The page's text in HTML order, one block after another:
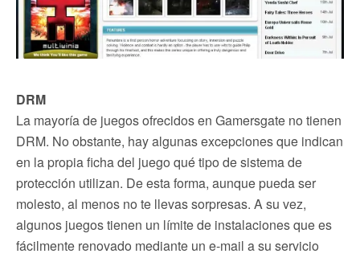
DRM
La mayoría de juegos ofrecidos en Gamersgate no tienen
DRM. No obstante, hay algunas excepciones que indican
en la propia ficha del juego qué tipo de sistema de
protección utilizan. De esta forma, aunque pueda ser
molesto, al menos no te llevas sorpresas. A su vez,
algunos juegos tienen un límite de instalaciones que es
fácilmente renovado mediante un e-mail a su servicio